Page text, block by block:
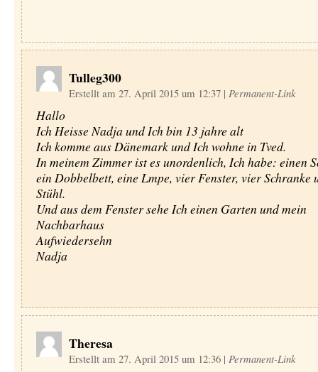
Tulleg300
Erstellt am 27. April 2015 um 12:37 | Permanent-Link
Hallo
Ich Heisse Nadja und Ich bin 13 jahre alt
Ich komme aus Dänemark und Ich wohne in Tved.
In meinem Zimmer ist es unordenlich, Ich habe: einen
ein Dobbelbett, eine Lmpe, vier Fenster, vier Schranke
Stühl.
Und aus dem Fenster sehe Ich einen Garten und mein
Nachbarhaus
Aufwiedersehn
Nadja
Theresa
Erstellt am 27. April 2015 um 12:36 | Permanent-Link